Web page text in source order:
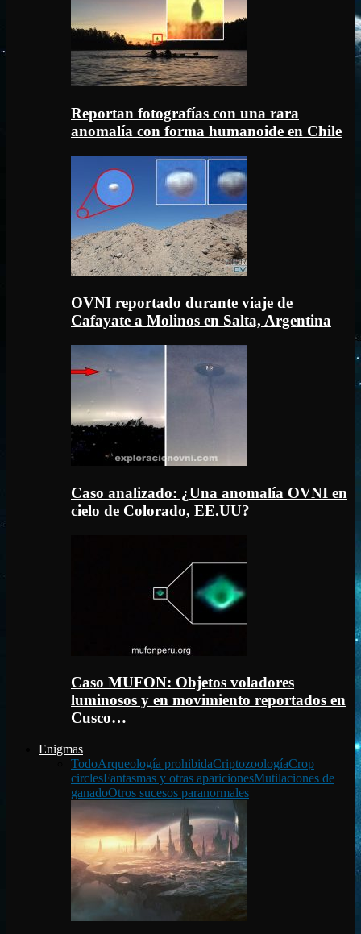
Reportan fotografías con una rara
anomalía con forma humanoide en Chile
OVNI reportado durante viaje de
Cafayate a Molinos en Salta, Argentina
Caso analizado: ¿Una anomalía OVNI en
cielo de Colorado, EE.UU?
Caso MUFON: Objetos voladores
luminosos y en movimiento reportados en
Cusco…
Enigmas
TodoArqueología prohibidaCriptozoologíaCrop
circlesFantasmas y otras aparicionesMutilaciones de
ganadoOtros sucesos paranormales